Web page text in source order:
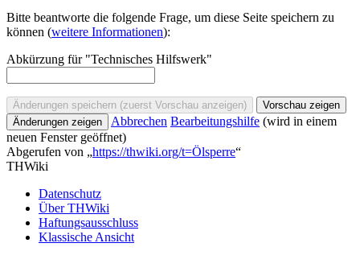
Bitte beantworte die folgende Frage, um diese Seite speichern zu
können (weitere Informationen):
Abkürzung für "Technisches Hilfswerk"
Abbrechen Bearbeitungshilfe (wird in einem
neuen Fenster geöffnet)
Abgerufen von „https://thwiki.org/t=Ölsperre“
THWiki
Datenschutz
Über THWiki
Haftungsausschluss
Klassische Ansicht